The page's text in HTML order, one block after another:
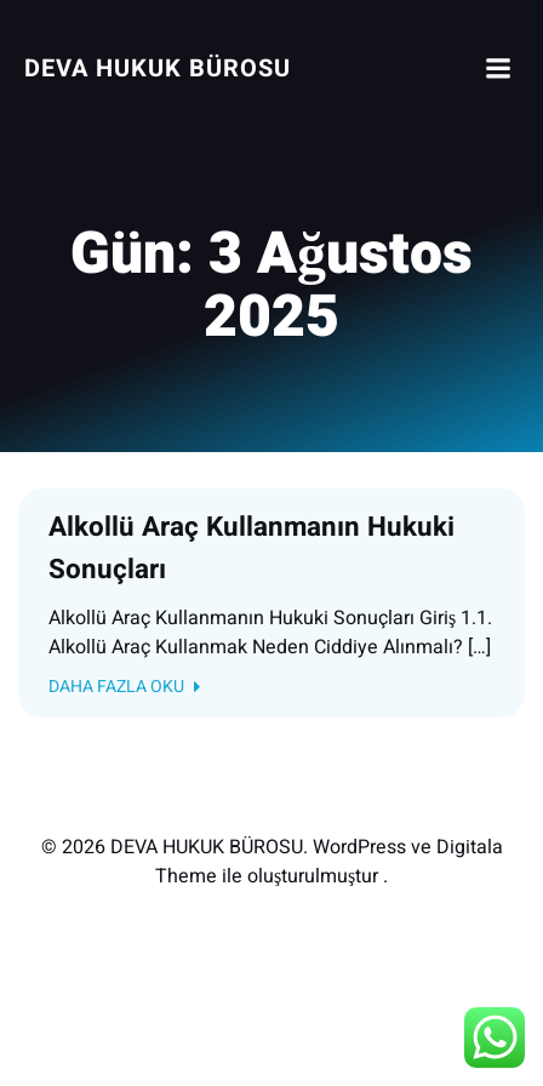
DEVA HUKUK BÜROSU
Gün: 3 Ağustos
2025
Alkollü Araç Kullanmanın Hukuki
Sonuçları
Alkollü Araç Kullanmanın Hukuki Sonuçları Giriş 1.1.
Alkollü Araç Kullanmak Neden Ciddiye Alınmalı? […]
DAHA FAZLA OKU
© 2026 DEVA HUKUK BÜROSU. WordPress ve Digitala
Theme ile oluşturulmuştur .